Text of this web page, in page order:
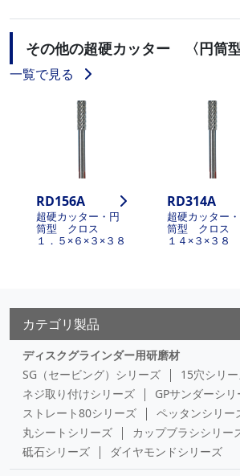
その他の超硬カッター 〈円筒型
一覧で見る
RD156A
超硬カッター・円
筒型 クロス
１．５×６×３×３８
RD314A
超硬カッター
筒型 クロス
１４×３×３８
カテゴリ製品
ディスクグラインダー用研磨材
SG（セービング）シリーズ
15穴シリ
ネジ取り付けシリーズ
GPサンダーシ
ストレート80シリーズ
ペッタンシリー
丸シートシリーズ
カップブラシシリー
砥石シリーズ
ダイヤモンドシリーズ